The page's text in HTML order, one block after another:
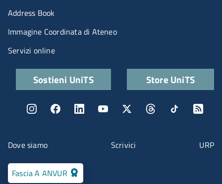
Fascia A ANVUR
Menu contatti
Dove siamo Scrivici URP
Menu portale
Address Book
Immagine Coordinata di Ateneo
Servizi online
Quick links
Sostieni UniTS Store UniTS
Menu social